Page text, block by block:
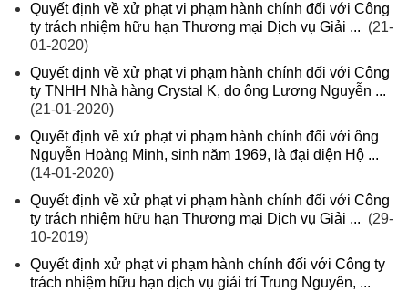
Quyết định về xử phạt vi phạm hành chính đối với Công
ty trách nhiệm hữu hạn Thương mại Dịch vụ Giải ... (21-
01-2020)
Quyết định về xử phạt vi phạm hành chính đối với Công
ty TNHH Nhà hàng Crystal K, do ông Lương Nguyễn ...
(21-01-2020)
Quyết định về xử phạt vi phạm hành chính đối với ông
Nguyễn Hoàng Minh, sinh năm 1969, là đại diện Hộ ...
(14-01-2020)
Quyết định về xử phạt vi phạm hành chính đối với Công
ty trách nhiệm hữu hạn Thương mại Dịch vụ Giải ... (29-
10-2019)
Quyết định xử phạt vi phạm hành chính đối với Công ty
trách nhiệm hữu hạn dịch vụ giải trí Trung Nguyên, ...